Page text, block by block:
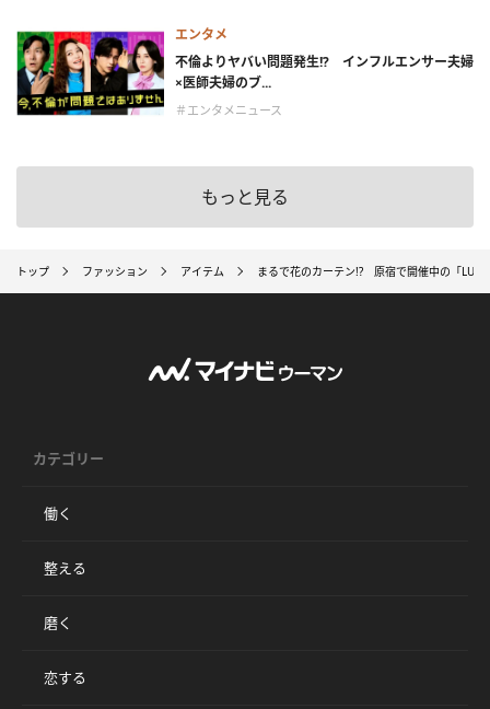
エンタメ
不倫よりヤバい問題発生!? インフルエンサー夫婦
×医師夫婦のブ...
＃エンタメニュース
もっと見る
トップ ファッション アイテム まるで花のカーテン!? 原宿で開催中の「
カテゴリー
働く
整える
磨く
恋する